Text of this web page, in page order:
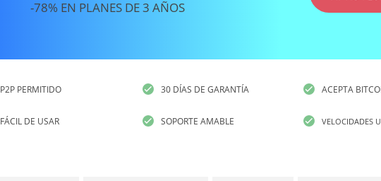
-78% EN PLANES DE 3 AÑOS
P2P PERMITIDO
FÁCIL DE USAR
30 DÍAS DE GARANTÍA
SOPORTE AMABLE
ACEPTA
VELOCIDADES